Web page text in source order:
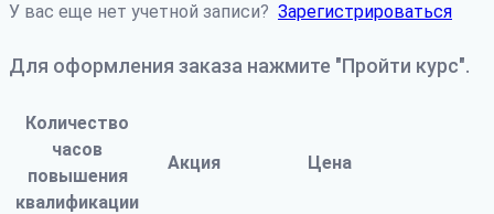
У вас еще нет учетной записи? Зарегистрироваться
Для оформления заказа нажмите "Пройти курс".
Количество
часов
повышения
квалификации
Акция Цена